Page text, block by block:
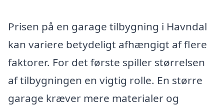
Prisen på en garage tilbygning i Havndal
kan variere betydeligt afhængigt af flere
faktorer. For det første spiller størrelsen
af tilbygningen en vigtig rolle. En større
garage kræver mere materialer og